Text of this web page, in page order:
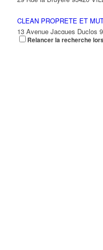
CLEAN PROPRETE ET
13 Avenue Jacques Duclos
Relancer la recherche